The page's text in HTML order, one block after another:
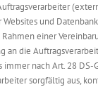
Websites und
einer
an die
nach Art. 28 DS-
sorgfältig aus,